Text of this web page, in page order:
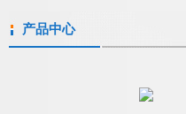
产品中心